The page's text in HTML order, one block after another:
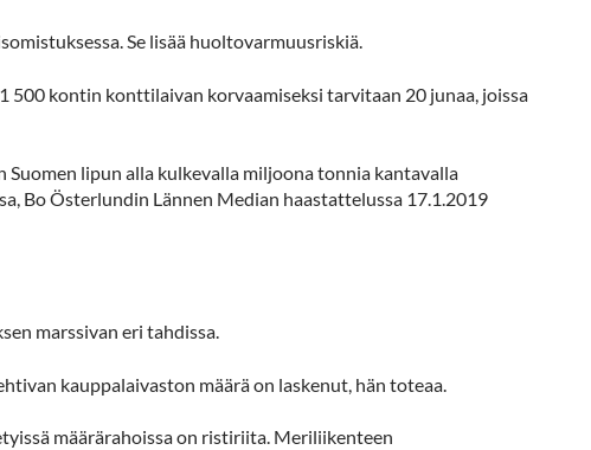
Se lisää huoltovarmuusriskiä.
kontin konttilaivan korvaamiseksi tarvitaan 20 junaa, joissa
lipun alla kulkevalla miljoona tonnia kantavalla
Bo Österlundin Lännen Median haastattelussa 17.1.2019
marssivan eri tahdissa.
kauppalaivaston määrä on laskenut, hän toteaa.
määrärahoissa on ristiriita. Meriliikenteen